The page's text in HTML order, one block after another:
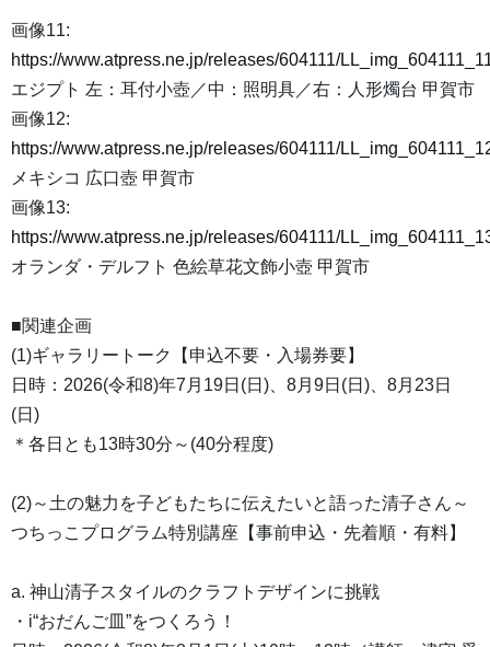
画像11:
https://www.atpress.ne.jp/releases/604111/
エジプト 左：耳付小壺／中：照明具／右：人形燭台 甲賀市
画像12:
https://www.atpress.ne.jp/releases/604111/
メキシコ 広口壺 甲賀市
画像13:
https://www.atpress.ne.jp/releases/604111/
オランダ・デルフト 色絵草花文飾小壺 甲賀市
■関連企画
(1)ギャラリートーク【申込不要・入場券要】
日時：2026(令和8)年7月19日(日)、8月9日(日)、8月23日
(日)
＊各日とも13時30分～(40分程度)
(2)～土の魅力を子どもたちに伝えたいと語った清子さん～
つちっこプログラム特別講座【事前申込・先着順・有料】
a. 神山清子スタイルのクラフトデザインに挑戦
・i“おだんご皿”をつくろう！